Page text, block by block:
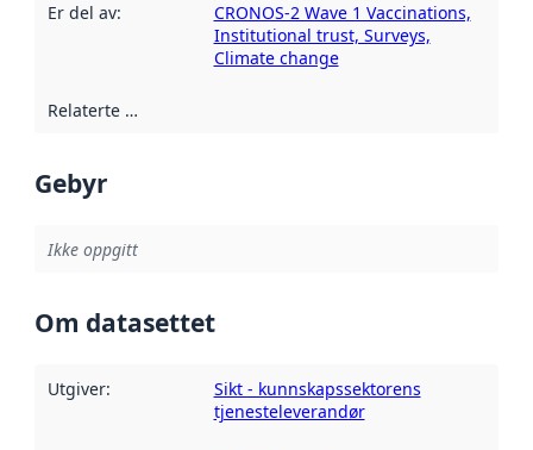
Er del av:
CRONOS-2 Wave 1 Vaccinations,
Institutional trust, Surveys,
Climate change
Relaterte ressurser
Gebyr
Ikke oppgitt
Om datasettet
Utgiver:
Sikt - kunnskapssektorens
tjenesteleverandør